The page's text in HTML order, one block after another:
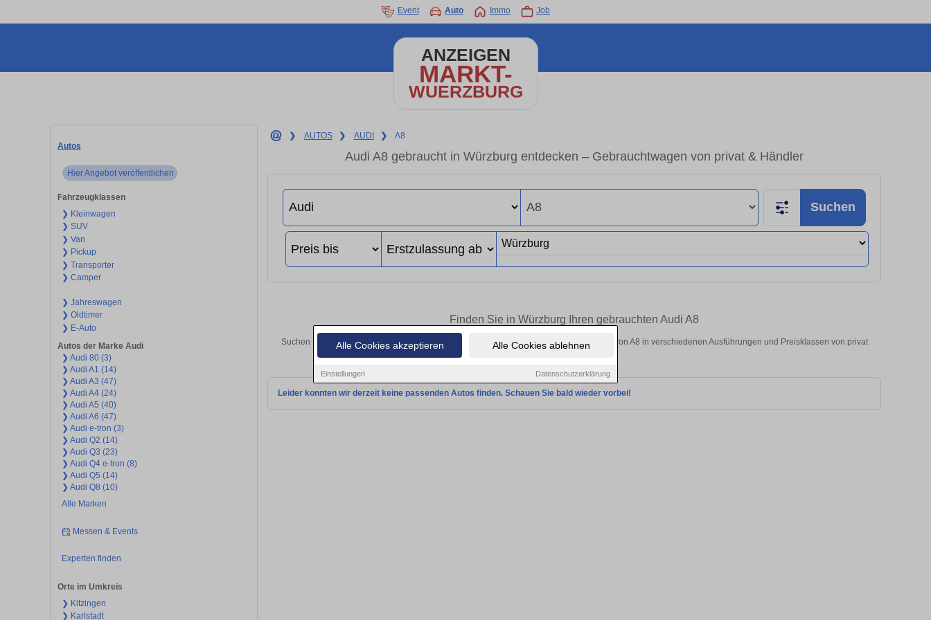
Alle Cookies akzeptieren Alle Cookies ablehnen
Einstellungen Datenschutzerklärung
Event Auto Immo Job
ANZEIGEN
MARKT-
WUERZBURG
Autos
Hier Angebot veröffentlichen
Fahrzeugklassen
❯ Kleinwagen
❯ SUV
❯ Van
❯ Pickup
❯ Transporter
❯ Camper
❯ Jahreswagen
❯ Oldtimer
❯ E-Auto
Autos der Marke Audi
❯ Audi 80 (3)
❯ Audi A1 (14)
❯ Audi A3 (47)
❯ Audi A4 (24)
❯ Audi A5 (40)
❯ Audi A6 (47)
❯ Audi e-tron (3)
❯ Audi Q2 (14)
❯ Audi Q3 (23)
❯ Audi Q4 e-tron (8)
❯ Audi Q5 (14)
❯ Audi Q8 (10)
Alle Marken
Messen & Events
Experten finden
Orte im Umkreis
❯ Kitzingen
❯ Karlstadt
❯ AUTOS ❯ AUDI ❯ A8
Audi A8 gebraucht in Würzburg entdecken – Gebrauchtwagen von privat & Händler
Suchen
Finden Sie in Würzburg Ihren gebrauchten Audi A8
Suchen Sie in Würzburg einen Audi A8 Gebrauchtwagen? Entdecken Sie gebrauchte A8 von A8 in verschiedenen Ausführungen und Preisklassen von privat
Leider konnten wir derzeit keine passenden Autos finden. Schauen Sie bald wieder vorbei!